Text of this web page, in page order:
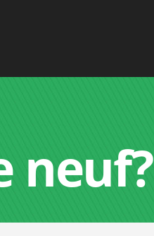
neuf?